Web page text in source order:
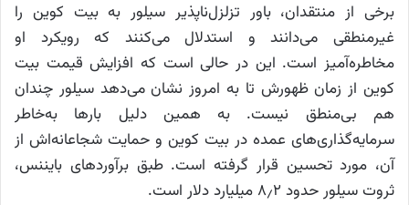
برخی از منتقدان، باور تزلزل‌ناپذیر سیلور به بیت کوین را
غیرمنطقی می‌دانند و استدلال می‌کنند که رویکرد او
مخاطره‌آمیز است. این در حالی است که افزایش قیمت بیت
کوین از زمان ظهورش تا به امروز نشان می‌دهد سیلور چندان
هم بی‌منطق نیست. به همین دلیل بارها به‌خاطر
سرمایه‌گذاری‌های عمده در بیت کوین و حمایت شجاعانه‌اش از
آن، مورد تحسین قرار گرفته است. طبق برآوردهای بایننس،
ثروت سیلور حدود ۸٫۲ میلیارد دلار است.